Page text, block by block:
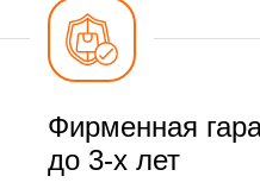
Фирменная
до 3-х лет